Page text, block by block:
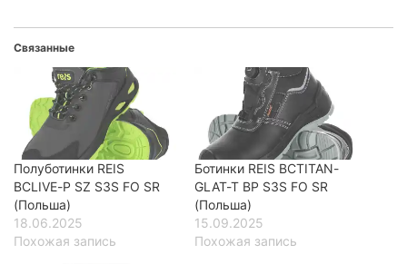
Связанные
Полуботинки REIS
BCLIVE-P SZ S3S FO SR
(Польша)
18.06.2025
Похожая запись
Ботинки REIS BCTITAN-
GLAT-T BP S3S FO SR
(Польша)
15.09.2025
Похожая запись